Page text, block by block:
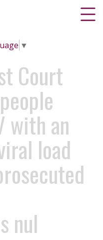
▼
Court
with an
load
nul